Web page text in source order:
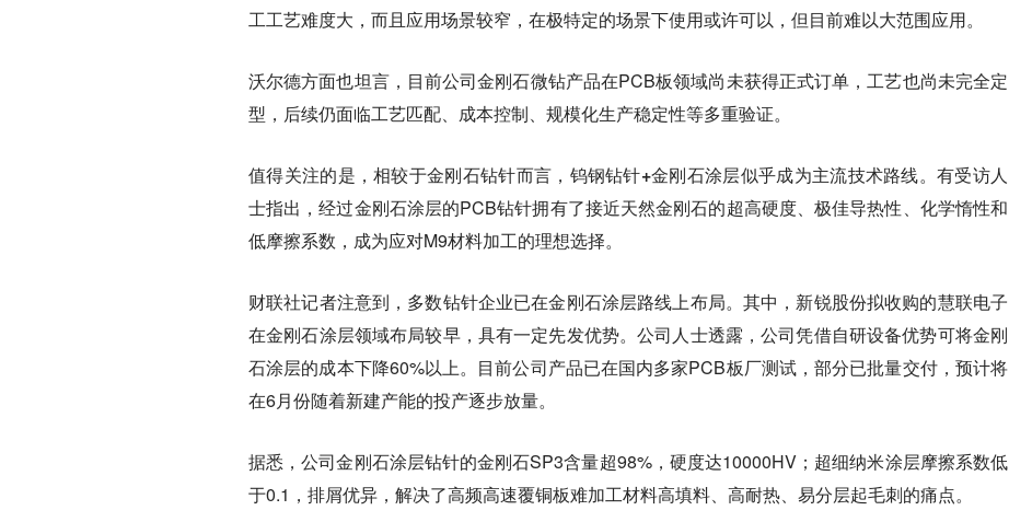
工工艺难度大，而且应用场景较窄，在极特定的场景下使用或许可以，但目前难以大范围应用。
沃尔德方面也坦言，目前公司金刚石微钻产品在PCB板领域尚未获得正式订单，工艺也尚未完全定
型，后续仍面临工艺匹配、成本控制、规模化生产稳定性等多重验证。
值得关注的是，相较于金刚石钻针而言，钨钢钻针+金刚石涂层似乎成为主流技术路线。有受访人
士指出，经过金刚石涂层的PCB钻针拥有了接近天然金刚石的超高硬度、极佳导热性、化学惰性和
低摩擦系数，成为应对M9材料加工的理想选择。
财联社记者注意到，多数钻针企业已在金刚石涂层路线上布局。其中，新锐股份拟收购的慧联电子
在金刚石涂层领域布局较早，具有一定先发优势。公司人士透露，公司凭借自研设备优势可将金刚
石涂层的成本下降60%以上。目前公司产品已在国内多家PCB板厂测试，部分已批量交付，预计将
在6月份随着新建产能的投产逐步放量。
据悉，公司金刚石涂层钻针的金刚石SP3含量超98%，硬度达10000HV；超细纳米涂层摩擦系数低
于0.1，排屑优异，解决了高频高速覆铜板难加工材料高填料、高耐热、易分层起毛刺的痛点。